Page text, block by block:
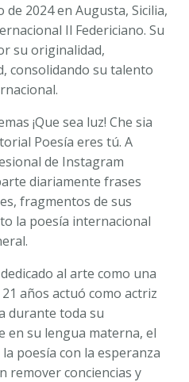
2024 en Augusta, Sicilia,
Il Federiciano. Su
su originalidad,
consolidando su talento
¡Que sea luz! Che sia
Poesía eres tú. A
de Instagram
diariamente frases
fragmentos de sus
la poesía internacional
al arte como una
años actuó como actriz
durante toda su
en su lengua materna, el
poesía con la esperanza
remover conciencias y